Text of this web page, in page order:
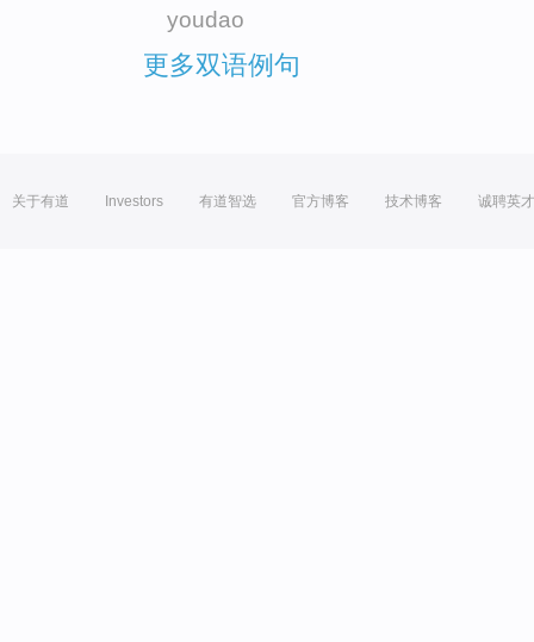
youdao
更多双语例句
关于有道 Investors 有道智选 官方博客 技术博客 诚聘英才